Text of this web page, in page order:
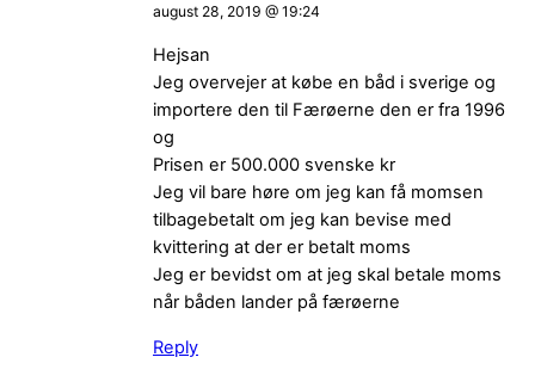
august 28, 2019 @ 19:24
Hejsan
Jeg overvejer at købe en båd i sverige og
importere den til Færøerne den er fra 1996
og
Prisen er 500.000 svenske kr
Jeg vil bare høre om jeg kan få momsen
tilbagebetalt om jeg kan bevise med
kvittering at der er betalt moms
Jeg er bevidst om at jeg skal betale moms
når båden lander på færøerne
Reply